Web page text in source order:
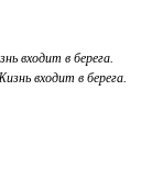
входит в берега.
входит в берега.